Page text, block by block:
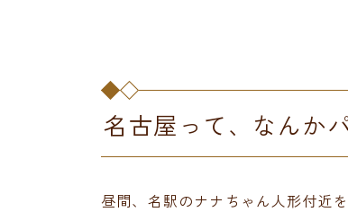
名古屋って、なんか
昼間、名駅のナナちゃん人形付近